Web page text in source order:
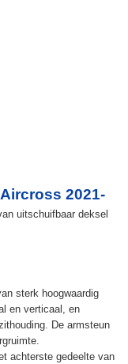
2021-
uitschuifbaar deksel
sterk hoogwaardig
en verticaal, en
De armsteun
achterste gedeelte van